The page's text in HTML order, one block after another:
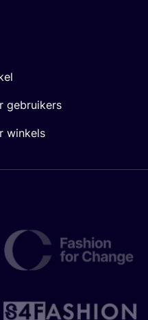
gebruikers
winkels